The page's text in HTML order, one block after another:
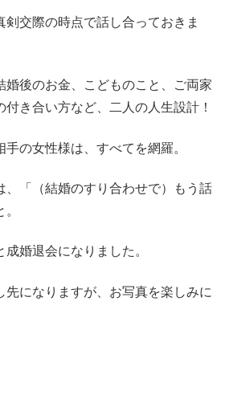
剣交際の時点で話し合っておきま
婚後のお金、こどものこと、ご両家
き合い方など、二人の人生設計！
手の女性様は、すべてを網羅。
、「（結婚のすり合わせで）もう話
婚退会になりました。
先になりますが、お写真を楽しみに